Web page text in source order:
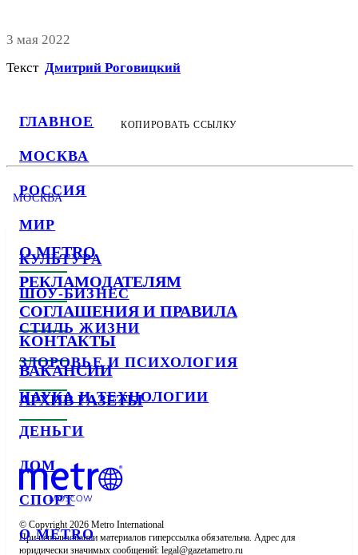
ГЛАВНОЕ
МОСКВА
РОССИЯ
МИР
КУЛЬТУРА
ШОУ-БИЗНЕС
СТИЛЬ ЖИЗНИ
ЗДОРОВЬЕ И ПСИХОЛОГИЯ
НАУКА И ТЕХНОЛОГИИ
ДЕНЬГИ
ДОМ
СПОРТ
О METRO
3 мая 2022
Текст Дмитрий Роговицкий
КОПИРОВАТЬ ССЫЛКУ
МОСКВА
О METRO
РЕКЛАМОДАТЕЛЯМ
СОГЛАШЕНИЯ И ПРАВИЛА
КОНТАКТЫ
ВАКАНСИИ
АРХИВ ГАЗЕТЫ
© Copyright 2026 Metro International
При использовании материалов гиперссылка обязательна. Адрес для
юридически значимых сообщений: